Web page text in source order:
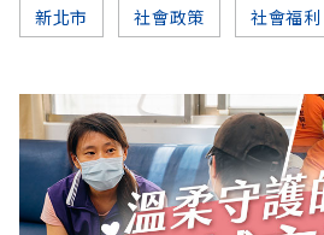
新北市 社會政策 社會福利